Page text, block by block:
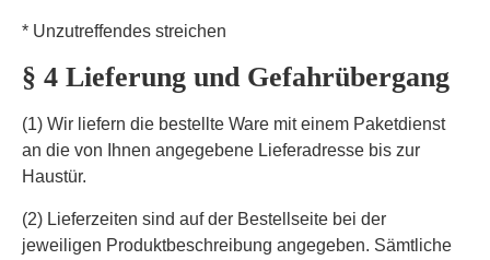
* Unzutreffendes streichen
§ 4 Lieferung und Gefahrübergang
(1) Wir liefern die bestellte Ware mit einem Paketdienst
an die von Ihnen angegebene Lieferadresse bis zur
Haustür.
(2) Lieferzeiten sind auf der Bestellseite bei der
jeweiligen Produktbeschreibung angegeben. Sämtliche